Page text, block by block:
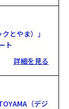
とやま）」
ト
詳細を見る
（デジ